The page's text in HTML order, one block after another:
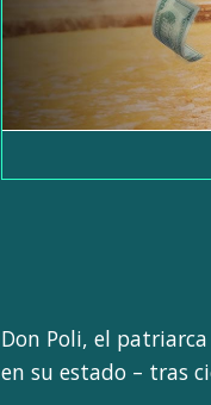
Don Poli, el
en su estado – tras